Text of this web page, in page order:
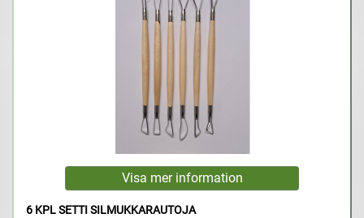
6 KPL SETTI SILMUKKARAUTOJA